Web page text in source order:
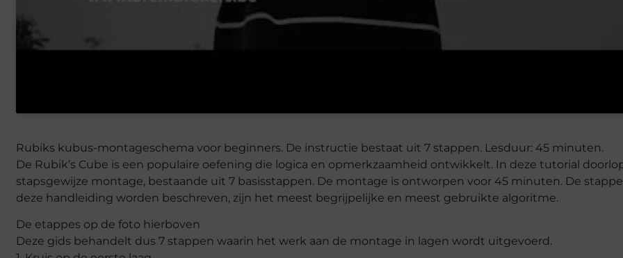
Rubiks kubus-montageschema voor beginners. De instructie bestaat uit 7 stappen. Lesduur: 45 minuten.
De Rubik’s Cube is een populaire oefening die logica en opmerkzaamheid ontwikkelt. In deze tutorial
stapsgewijze montage, bestaande uit 7 basisstappen. De montage is ontworpen voor 45 minuten. De
deze handleiding worden beschreven, zijn het meest begrijpelijke en meest gebruikte algoritme.
De etappes op de foto hierboven
Deze gids behandelt dus 7 stappen waarin het werk aan de montage in lagen wordt uitgevoerd.